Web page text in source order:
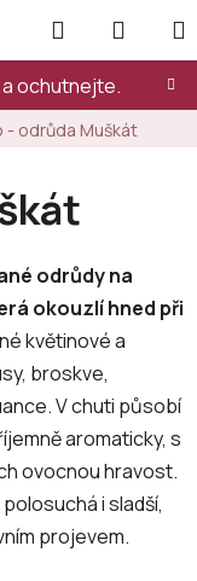
ochutnejte.
Hledat
KOŠÍK
- odrůda Muškát
odrůdy na
okouzlí hned při
květinové a
broskve,
V chuti působí
aromaticky, s
ovocnou hravost.
i sladší,
projevem.